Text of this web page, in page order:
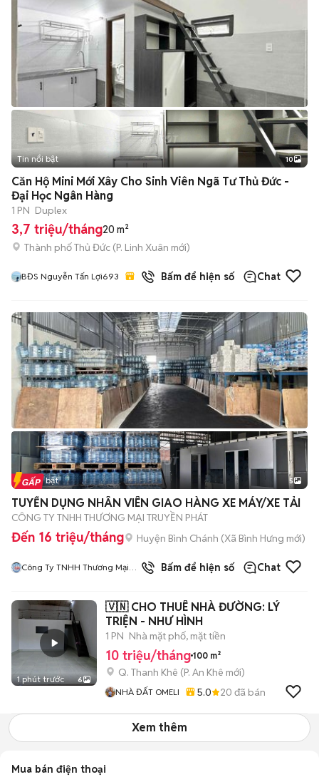
+2
Tin nổi bật 10
Căn Hộ Mini Mới Xây Cho Sinh Viên Ngã Tư Thủ Đức -
Đại Học Ngân Hàng
1 PN Duplex
3,7 triệu/tháng20 m²
Thành phố Thủ Đức (P. Linh Xuân mới)
BĐS Nguyễn Tấn Lợi693 Bấm để hiện số Chat
Tin nổi bật 5
TUYỂN DỤNG NHÂN VIÊN GIAO HÀNG XE MÁY/XE TẢI
CÔNG TY TNHH THƯƠNG MẠI TRUYỀN PHÁT
Đến 16 triệu/tháng Huyện Bình Chánh (Xã Bình Hưng mới)
Công Ty TNHH Thương Mại
19đã bán
Bấm để hiện số Chat
1 phút trước 6
🇻🇳 CHO THUÊ NHÀ ĐƯỜNG: LÝ
TRIỆN - NHƯ HÌNH
1 PN Nhà mặt phố, mặt tiền
10 triệu/tháng 100 m²
Q. Thanh Khê (P. An Khê mới)
NHÀ ĐẤT OMELI 5.0 20 đã bán
Xem thêm
Mua bán điện thoại